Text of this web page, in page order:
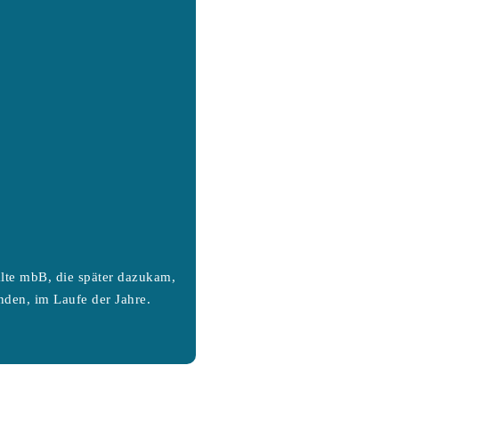
mbB, die später dazukam,
im Laufe der Jahre.